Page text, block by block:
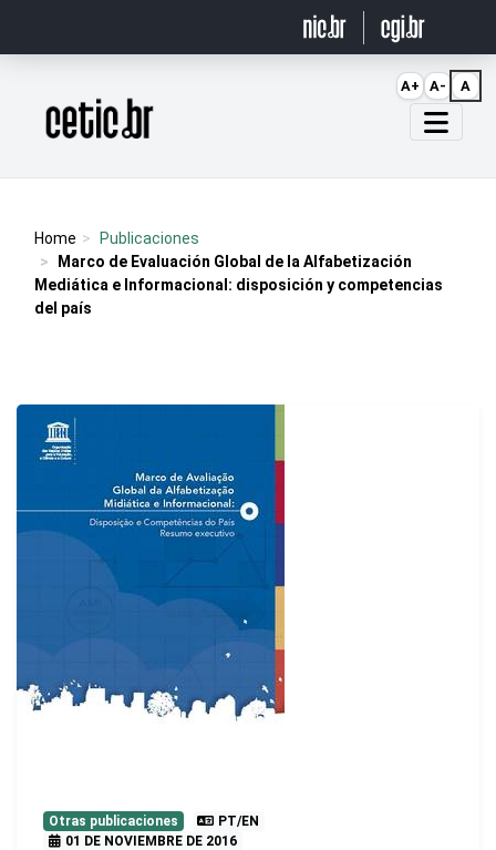
Página inicial
Home
Publicaciones
Marco de Evaluación Global de la Alfabetización
Mediática e Informacional: disposición y competencias
del país
Otras publicaciones
PT/EN
01 DE NOVIEMBRE DE 2016
A+ A- A